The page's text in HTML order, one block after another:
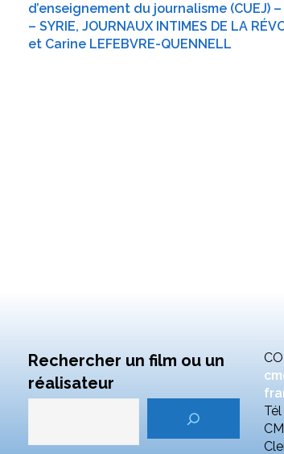
d’enseignement du journalisme (CUEJ)
– SYRIE, JOURNAUX INTIMES DE LA
et Carine LEFEBVRE-QUENNELL
Rechercher un film ou un
réalisateur